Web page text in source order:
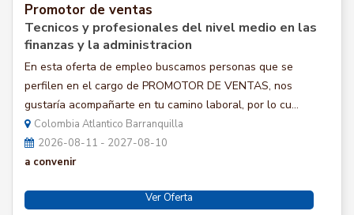
Promotor de ventas
Tecnicos y profesionales del nivel medio en las
finanzas y la administracion
En esta oferta de empleo buscamos personas que se
perfilen en el cargo de PROMOTOR DE VENTAS, nos
gustaría acompañarte en tu camino laboral, por lo cu...
Colombia Atlantico Barranquilla
2026-08-11 - 2027-08-10
a convenir
Ver Oferta